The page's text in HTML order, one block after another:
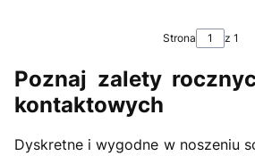
Strona z 1
Poznaj zalety
kontaktowych
Dyskretne i wygodne w noszeniu